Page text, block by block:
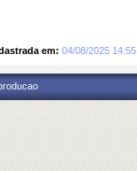
em: 04/08/2025 14:55